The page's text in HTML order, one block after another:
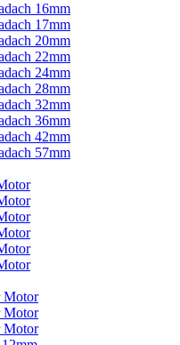
16mm
17mm
20mm
22mm
24mm
28mm
32mm
36mm
42mm
57mm
Motor
Motor
Motor